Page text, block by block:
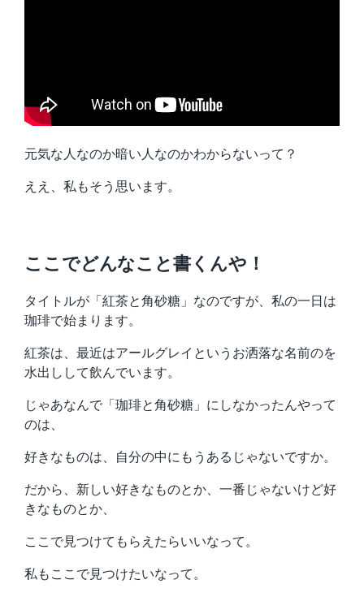
元気な人なのか暗い人なのかわからないって？
ええ、私もそう思います。
ここでどんなこと書くんや！
タイトルが「紅茶と角砂糖」なのですが、私の一日は
珈琲で始まります。
紅茶は、最近はアールグレイというお洒落な名前のを
水出しして飲んでいます。
じゃあなんで「珈琲と角砂糖」にしなかったんやって
のは、
好きなものは、自分の中にもうあるじゃないですか。
だから、新しい好きなものとか、一番じゃないけど好
きなものとか、
ここで見つけてもらえたらいいなって。
私もここで見つけたいなって。